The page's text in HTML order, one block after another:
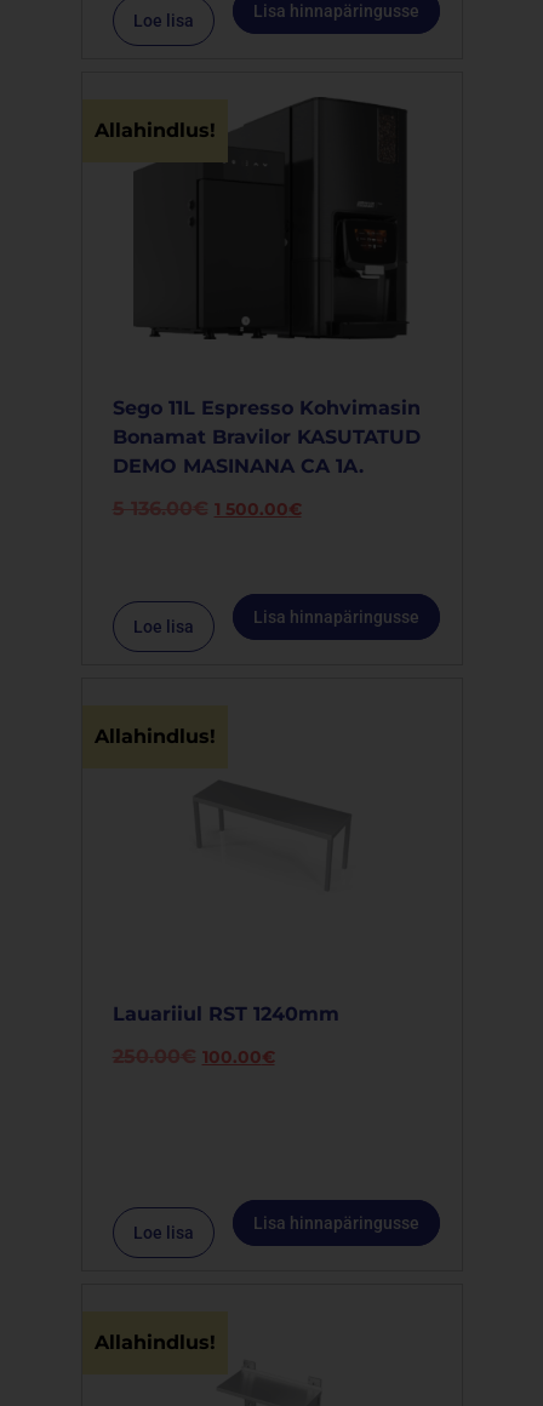
Loe lisa Lisa hinnapäringusse
Allahindlus!
Sego 11L Espresso Kohvimasin
Bonamat Bravilor KASUTATUD
DEMO MASINANA CA 1A.
5 136.00€ 1 500.00€
Loe lisa Lisa hinnapäringusse
Allahindlus!
Lauariiul RST 1240mm
250.00€ 100.00€
Loe lisa Lisa hinnapäringusse
Allahindlus!